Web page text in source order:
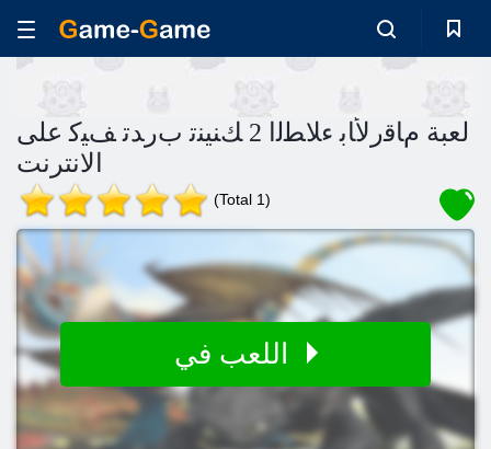
لعبة ﻡﺎﻗﺭﻷ ﺎﺑ ءﻼ ﻄﻟﺍ 2 ﻚﻨﻴﻨﺗ ﺏﺭﺪﺗ ﻒﻴﻛ على
الانترنت
(Total 1)